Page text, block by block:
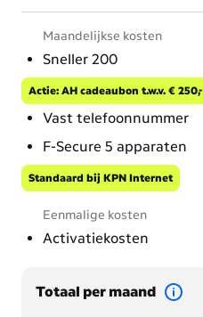
Maandelijkse kosten
Sneller 200
Actie: AH cadeaubon t.w.v. € 250,-
Vast telefoonnummer
F-Secure 5 apparaten
Standaard bij KPN Internet
Eenmalige kosten
Activatiekosten
Totaal per maand